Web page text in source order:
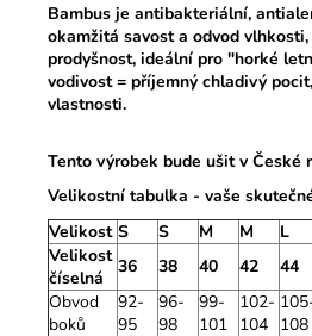
Bambus je antibakteriální,
okamžitá savost a odvod
prodyšnost, ideální pro "horké
vodivost = příjemný chladivý
vlastnosti.
Tento výrobek bude ušit v České
Velikostní tabulka - vaše
Velikost S S M M L
Velikost
číselná
36 38 40 42 44
Obvod
boků
92-
95
96-
98
99-
101
102-
104 108